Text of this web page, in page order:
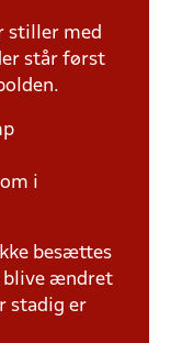
stiller med
står først
i
besættes
blive ændret
stadig er